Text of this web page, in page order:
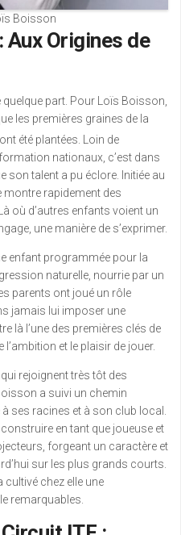
Boisson
Aux Origines de
part. Pour Loïs Boisson,
les premières graines de la
été plantées.
Loin de
nationaux, c’est dans
son talent a pu éclore. Initiée au
montre rapidement des
où d’autres enfants voient un
une manière de s’exprimer.
enfant programmée pour la
naturelle, nourrie par un
parents ont joué un rôle
jamais lui imposer une
là l’une des premières clés de
et le plaisir de jouer.
rejoignent très tôt des
a suivi un chemin
ses racines et à son club local.
en tant que joueuse et
forgeant un caractère et
sur les plus grands courts.
cultivé chez elle une
remarquables.